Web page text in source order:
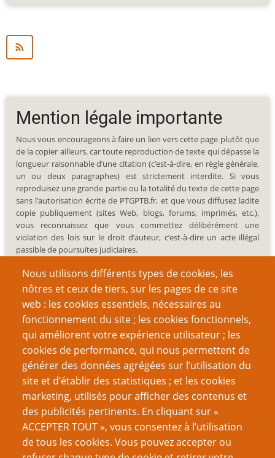
Nous utilisons différents types de cookies, les
nôtres et ceux de tiers, sur les pages de ce site
web : les cookies essentiels, nécessaires au
fonctionnement du site ; les cookies fonctionnels,
qui améliorent votre expérience utilisateur ; les
cookies de performance, qui nous permettent de
générer des données agrégées sur l’utilisation du
site et d’établir des statistiques ; et les cookies
marketing, utilisés pour afficher des contenus et
des publicités pertinents. En cliquant sur «
ACCEPTER TOUT », vous consentez à l’utilisation
de tous les cookies. Vous pouvez accepter ou
Mention légale importante
Nous vous encourageons à faire un lien vers cette page plutôt que
de la copier ailleurs, car toute reproduction de texte qui dépasse la
longueur raisonnable d’une citation (c’est-à-dire, en règle générale,
un ou deux paragraphes) est strictement interdite. Si vous
reproduisez une grande partie ou la totalité du texte de cette page
sans l’autorisation écrite de PTGPTB.fr, et que vous diffusez ladite
copie publiquement (sites Web, blogs, forums, imprimés, etc.),
vous reconnaissez que vous commettez délibérément une
violation des lois sur le droit d’auteur, c’est-à-dire un acte illégal
passible de poursuites judiciaires.
Recherche
Nom d'utilisateur
Mot de passe